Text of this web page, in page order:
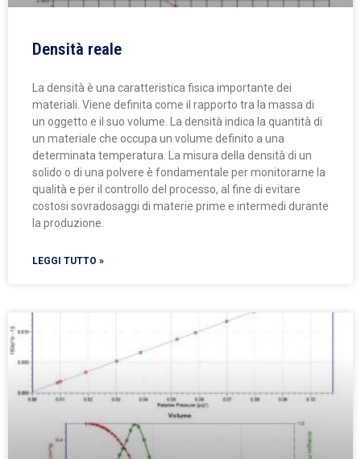
Densità reale
La densità è una caratteristica fisica importante dei
materiali. Viene definita come il rapporto tra la massa di
un oggetto e il suo volume. La densità indica la quantità di
un materiale che occupa un volume definito a una
determinata temperatura. La misura della densità di un
solido o di una polvere è fondamentale per monitorarne la
qualità e per il controllo del processo, al fine di evitare
costosi sovradosaggi di materie prime e intermedi durante
la produzione.
LEGGI TUTTO »